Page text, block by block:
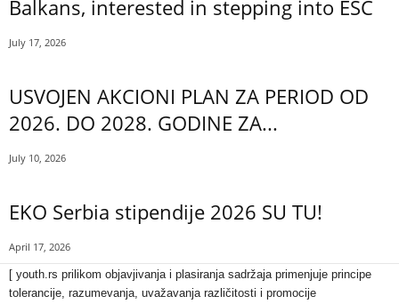
Balkans, interested in stepping into ESC
July 17, 2026
USVOJEN AKCIONI PLAN ZA PERIOD OD
2026. DO 2028. GODINE ZA...
July 10, 2026
EKO Serbia stipendije 2026 SU TU!
April 17, 2026
[ youth.rs prilikom objavjivanja i plasiranja sadržaja primenjuje principe
tolerancije, razumevanja, uvažavanja različitosti i promocije